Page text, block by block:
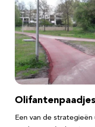
Olifantenpaadjes
Een van de